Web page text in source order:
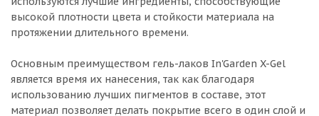
высокой плотности цвета и стойкости материала на
протяжении длительного времени.
Основным преимуществом гель-лаков In'Garden X-Gel
является время их нанесения, так как благодаря
использованию лучших пигментов в составе, этот
материал позволяет делать покрытие всего в один слой и